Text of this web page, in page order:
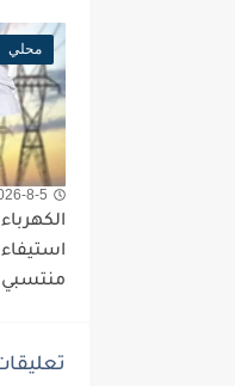
محلي
2026-8-5
منتسبي